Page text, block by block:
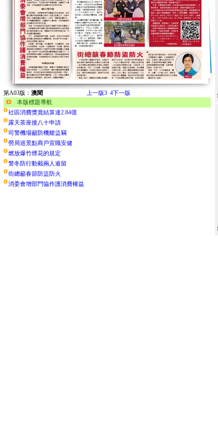
第A03版： 澳聞 上一版3 4下一版
本版標題導航
社區消費獎賞結算達2.84億
露天茶座接八十申請
司警機場籲防機艙盜竊
勞局巡景點商戶宣職安健
燃放爆竹煙花的規定
警冬防行動截兩人逾留
街總籲春節防盜防火
消委會增部門協作護消費權益